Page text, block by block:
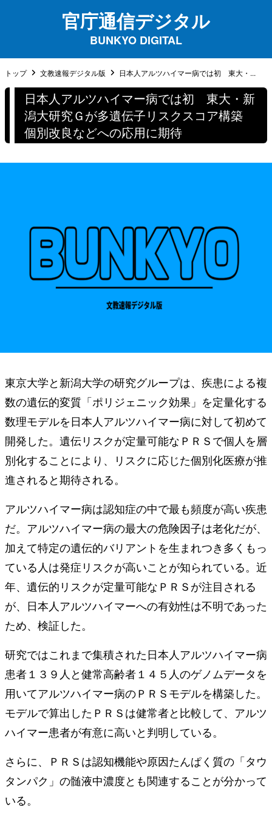
官庁通信デジタル
BUNKYO DIGITAL
トップ 文教速報デジタル版 日本人アルツハイマー病では初 東大・...
日本人アルツハイマー病では初 東大・新
潟大研究Ｇが多遺伝子リスクスコア構築
個別改良などへの応用に期待
東京大学と新潟大学の研究グループは、疾患による複
数の遺伝的変質「ポリジェニック効果」を定量化する
数理モデルを日本人アルツハイマー病に対して初めて
開発した。遺伝リスクが定量可能なＰＲＳで個人を層
別化することにより、リスクに応じた個別化医療が推
進されると期待される。
アルツハイマー病は認知症の中で最も頻度が高い疾患
だ。アルツハイマー病の最大の危険因子は老化だが、
加えて特定の遺伝的バリアントを生まれつき多くもっ
ている人は発症リスクが高いことが知られている。近
年、遺伝的リスクが定量可能なＰＲＳが注目される
が、日本人アルツハイマーへの有効性は不明であった
ため、検証した。
研究ではこれまで集積された日本人アルツハイマー病
患者１３９人と健常高齢者１４５人のゲノムデータを
用いてアルツハイマー病のＰＲＳモデルを構築した。
モデルで算出したＰＲＳは健常者と比較して、アルツ
ハイマー患者が有意に高いと判明している。
さらに、ＰＲＳは認知機能や原因たんぱく質の「タウ
タンパク」の髄液中濃度とも関連することが分かって
いる。